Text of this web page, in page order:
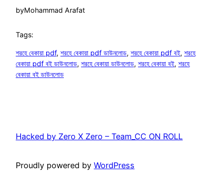
byMohammad Arafat
Tags:
শরহে বেকায়া pdf, শরহে বেকায়া pdf ডাউনলোড, শরহে বেকায়া pdf বই, শরহে
বেকায়া pdf বই ডাউনলোড, শরহে বেকায়া ডাউনলোড, শরহে বেকায়া বই, শরহে
বেকায়া বই ডাউনলোড
Hacked by Zero X Zero – Team_CC ON ROLL
Proudly powered by WordPress